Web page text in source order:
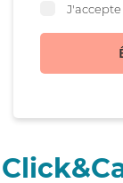
J'accepte